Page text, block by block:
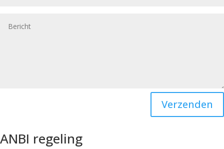
Verzenden
ANBI regeling